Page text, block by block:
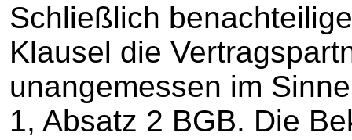
Schließlich
Klausel die
unangemessen im
1, Absatz 2 BGB. Die